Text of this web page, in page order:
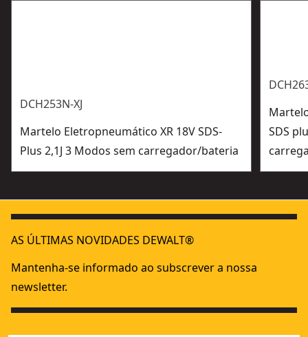
DCH253N-XJ
Martelo Eletropneumático XR 18V SDS-
Plus 2,1J 3 Modos sem carregador/bateria
SDS
AS ÚLTIMAS NOVIDADES DEWALT®
Mantenha-se informado ao subscrever a nossa
newsletter.